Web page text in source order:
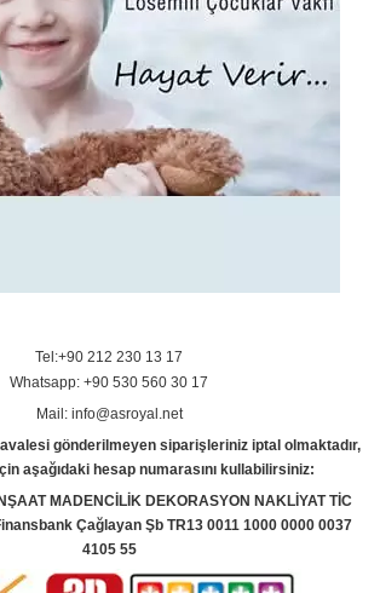
Tel:+90 212 230 13 17
Whatsapp: +90 530 560 30 17
Mail: info@asroyal.net
gönderilmeyen siparişleriniz iptal olmaktadır,
aşağıdaki hesap numarasını kullabilirsiniz:
MADENCİLİK DEKORASYON NAKLİYAT TİC
Çağlayan Şb TR13 0011 1000 0000 0037
4105 55